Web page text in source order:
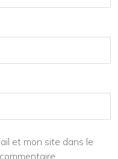
et mon site dans le